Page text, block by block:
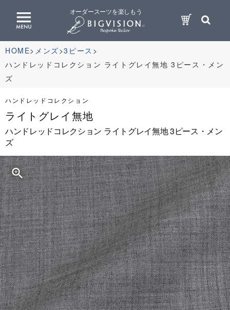
オーダースーツを楽しもう
HOME メンズ 3ピース
ハンドレッドコレクション ライトグレイ無地 3ピース・メン
ズ
ハンドレッドコレクション
ライトグレイ無地
ハンドレッドコレクション ライトグレイ無地 3ピース・メン
ズ
zoom_in